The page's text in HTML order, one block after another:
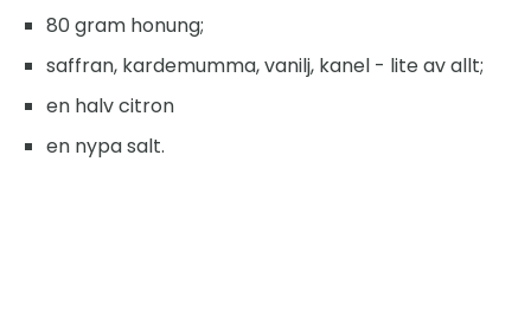
80 gram honung;
saffran, kardemumma, vanilj, kanel - lite av allt;
en halv citron
en nypa salt.